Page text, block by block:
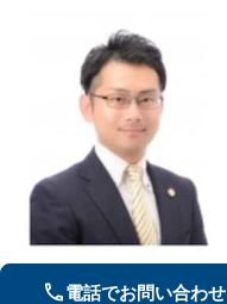
電話でお問い合わせ